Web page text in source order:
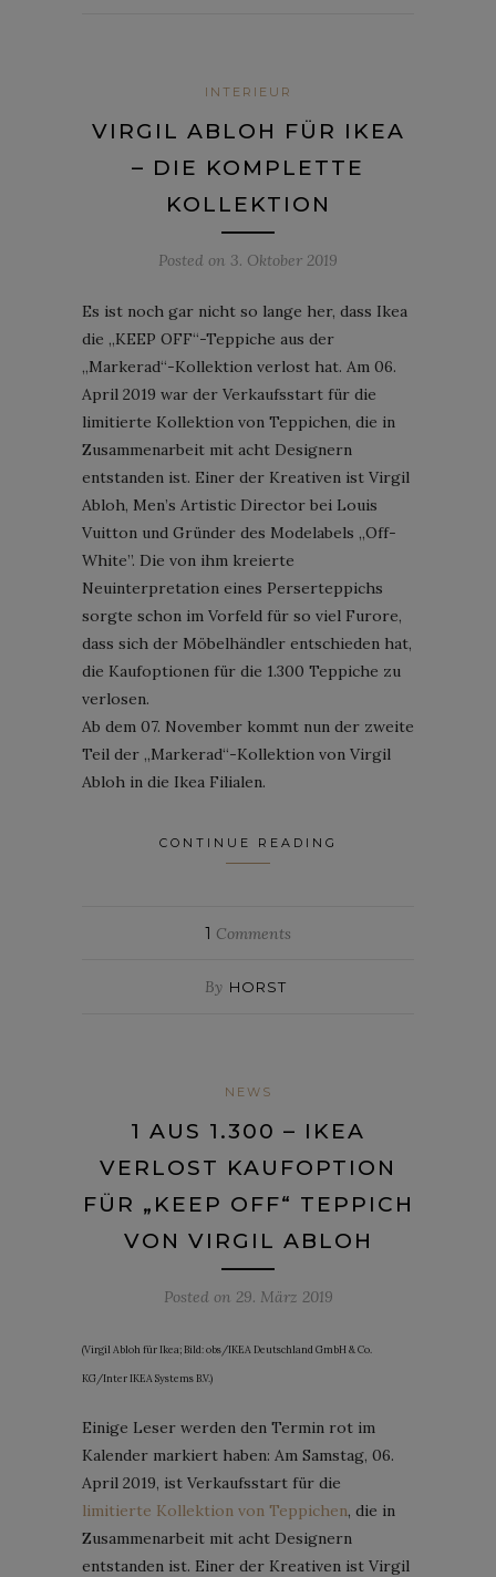
INTERIEUR
VIRGIL ABLOH FÜR IKEA
– DIE KOMPLETTE
KOLLEKTION
Posted on 3. Oktober 2019
Es ist noch gar nicht so lange her, dass Ikea
die „KEEP OFF“-Teppiche aus der
„Markerad“-Kollektion verlost hat. Am 06.
April 2019 war der Verkaufsstart für die
limitierte Kollektion von Teppichen, die in
Zusammenarbeit mit acht Designern
entstanden ist. Einer der Kreativen ist Virgil
Abloh, Men’s Artistic Director bei Louis
Vuitton und Gründer des Modelabels „Off-
White”. Die von ihm kreierte
Neuinterpretation eines Perserteppichs
sorgte schon im Vorfeld für so viel Furore,
dass sich der Möbelhändler entschieden hat,
die Kaufoptionen für die 1.300 Teppiche zu
verlosen.
Ab dem 07. November kommt nun der zweite
Teil der „Markerad“-Kollektion von Virgil
Abloh in die Ikea Filialen.
CONTINUE READING
1 Comments
By HORST
NEWS
1 AUS 1.300 – IKEA
VERLOST KAUFOPTION
FÜR „KEEP OFF“ TEPPICH
VON VIRGIL ABLOH
Posted on 29. März 2019
(Virgil Abloh für Ikea; Bild: obs/IKEA Deutschland GmbH & Co.
KG/Inter IKEA Systems B.V.)
Einige Leser werden den Termin rot im
Kalender markiert haben: Am Samstag, 06.
April 2019, ist Verkaufsstart für die
limitierte Kollektion von Teppichen, die in
Zusammenarbeit mit acht Designern
entstanden ist. Einer der Kreativen ist Virgil